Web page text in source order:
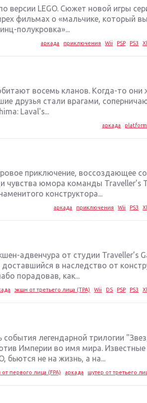
версии LEGO. Сюжет новой игры
фильмах о «мальчике, который
полукровка»...
аркада приключения Wii PSP PS3
восемь кланов. Когда-то они
друзья стали врагами,
Laval's...
аркада
приключение, воссоздающее
чувства юмора команды Traveller’s
конструктора...
аркада приключения Wii PS3
адвенчура от студии Traveller’s
в наследство от
порадовав, как...
экшн от третьего лица (TPA) Wii DS PSP PS3
события легендарной трилогии
Империи во имя мира. Известные
бьются не на жизнь, а на...
от первого лица (FPA) аркада шутер от третьего